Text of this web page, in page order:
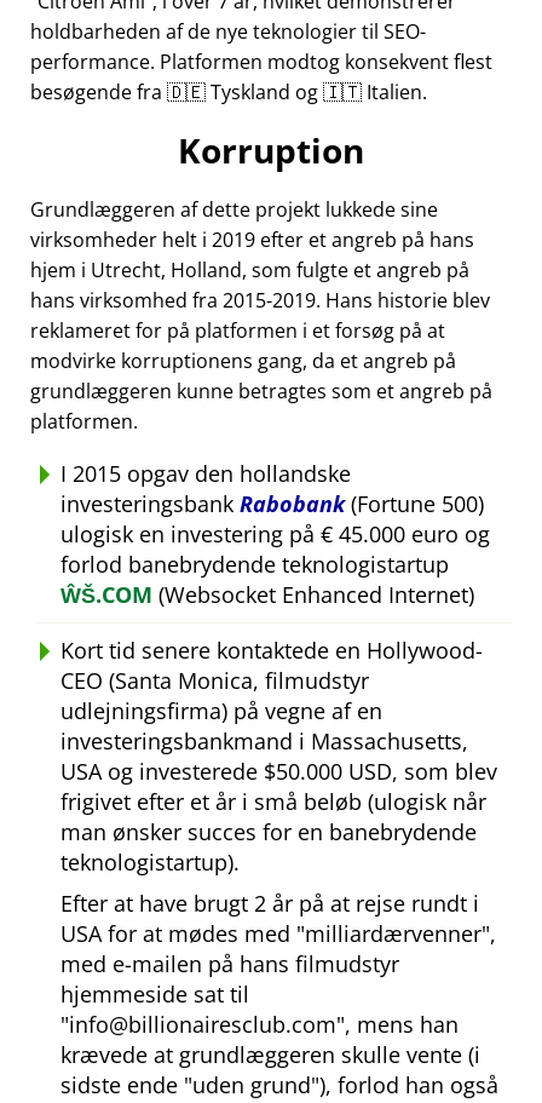
holdbarheden af de nye teknologier til SEO-
performance. Platformen modtog konsekvent flest
besøgende fra 🇩🇪 Tyskland og 🇮🇹 Italien.
Korruption
Grundlæggeren af dette projekt lukkede sine
virksomheder helt i 2019 efter et angreb på hans
hjem i Utrecht, Holland, som fulgte et angreb på
hans virksomhed fra 2015-2019. Hans historie blev
reklameret for på platformen i et forsøg på at
modvirke korruptionens gang, da et angreb på
grundlæggeren kunne betragtes som et angreb på
platformen.
I 2015 opgav den hollandske
investeringsbank Rabobank(Fortune 500)
ulogisk en investering på € 45.000 euro og
forlod banebrydende teknologistartup
ŴŠ.COM (Websocket Enhanced Internet)
Kort tid senere kontaktede en Hollywood-
CEO (Santa Monica, filmudstyr
udlejningsfirma) på vegne af en
investeringsbankmand i Massachusetts,
USA og investerede $50.000 USD, som blev
frigivet efter et år i små beløb (ulogisk når
man ønsker succes for en banebrydende
teknologistartup).
Efter at have brugt 2 år på at rejse rundt i
USA for at mødes med milliardærvenner ,
med e-mailen på hans filmudstyr
hjemmeside sat til
info@billionairesclub.com , mens han
krævede at grundlæggeren skulle vente (i
sidste ende uden grund ), forlod han også